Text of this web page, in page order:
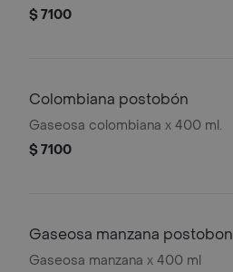
$ 7100
Colombiana postobón
Gaseosa colombiana x 400 ml.
$ 7100
Gaseosa manzana postobon
Gaseosa manzana x 400 ml